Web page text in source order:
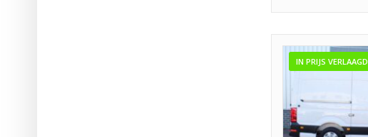
IN PRIJS VERLAAGD